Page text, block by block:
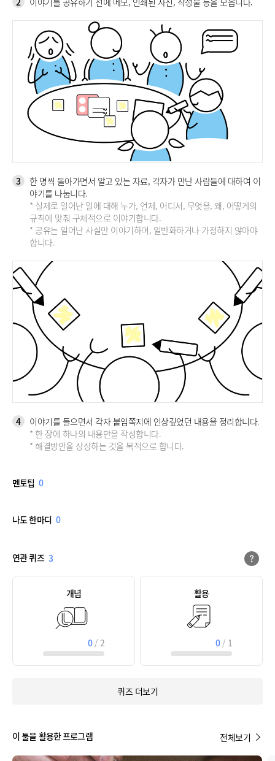
3
한 명씩 돌아가면서 알고 있는 자료, 각자가 만난 사람들에 대하여 이
야기를 나눕니다.
* 실제로 일어난 일에 대해 누가, 언제, 어디서, 무엇을, 왜, 어떻게의
규칙에 맞춰 구체적으로 이야기합니다.
* 공유는 일어난 사실만 이야기하며, 일반화하거나 가정하지 않아야
합니다.
4
이야기를 들으면서 각자 붙임쪽지에 인상깊었던 내용을 정리합니다.
* 한 장에 하나의 내용만을 작성합니다.
* 해결방안을 상상하는 것을 목적으로 합니다.
멘토팁 0
나도 한마디 0
연관 퀴즈 3
개념
0 / 2
활용
0 / 1
퀴즈 더보기
이 툴을 활용한 프로그램 전체보기